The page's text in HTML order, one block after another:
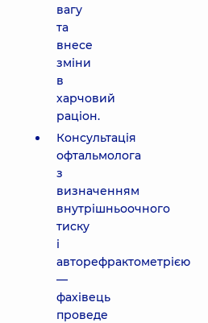
вагу
та
внесе
зміни
в
харчовий
раціон.
Консультація
офтальмолога
з
визначенням
внутрішньоочного
тиску
і
авторефрактометрією
—
фахівець
проведе